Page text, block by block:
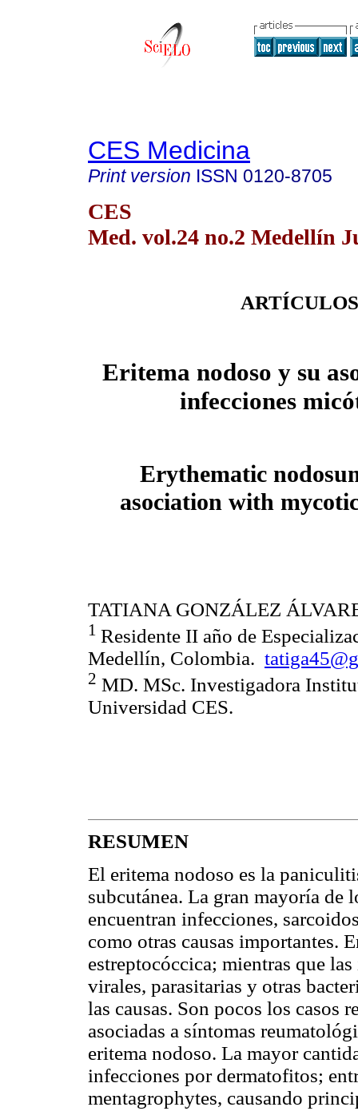
CES Medicina
Print version ISSN 0120-8705
CES
Med. vol.24 no.2 Medellín
Eritema nodoso y su
infecciones
Erythematic
asociation with
TATIANA GONZÁLEZ
1 Residente II año de
Medellín, Colombia.
2 MD. MSc. Investigadora
Universidad CES.
RESUMEN
El eritema nodoso es la
subcutánea. La gran mayoría de
encuentran infecciones,
como otras causas importantes.
estreptocóccica; mientras que
virales, parasitarias y otras
las causas. Son pocos los casos
asociadas a síntomas
eritema nodoso. La mayor
infecciones por dermatofitos;
mentagrophytes, causando